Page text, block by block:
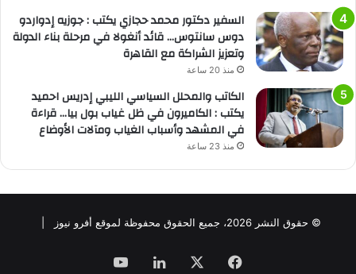
السفير دكتور محمد حجازي يكتب : جوزيه إدواردو
دوس سانتوس… قائد أنغولا في مرحلة بناء الدولة
وتعزيز الشراكة مع القاهرة
منذ 20 ساعة
الكاتب والمحلل السياسي الليبي إدريس احميد
يكتب : الكاميرون في ظل غياب بول بيا… قراءة
في المشهد وأسباب الغياب ومآلات الأوضاع
منذ 23 ساعة
© حقوق النشر 2026، جميع الحقوق محفوظة لموقع أفرو نيوز |
فيسبوك لينكدإن